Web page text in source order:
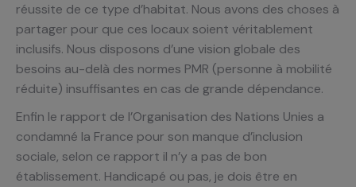
réussite de ce type d’habitat. Nous avons des choses à
partager pour que ces locaux soient véritablement
inclusifs. Nous disposons d’une vision globale des
besoins au-delà des normes PMR (personne à mobilité
réduite) insuffisantes en cas de grande dépendance.
Enfin le rapport de l’Organisation des Nations Unies a
condamné la France pour son manque d’inclusion
sociale, selon ce rapport il n’y a pas de bon
établissement. Handicapé ou pas, je dois être en